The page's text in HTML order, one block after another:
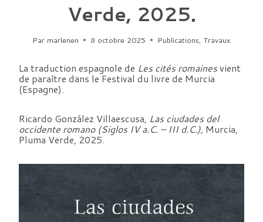
Verde, 2025.
Par marlenen 8 octobre 2025 Publications, Travaux
La traduction espagnole de Les cités romainesvient
de paraître dans le Festival du livre de Murcia
(Espagne).
Ricardo González Villaescusa, Las ciudades del
occidente romano (Siglos IV a.C. – III d.C.), Murcia,
Pluma Verde, 2025.